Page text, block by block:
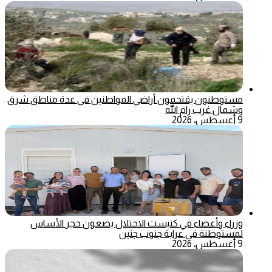
مستوطنون يقتحمون أراضي المواطنين في عدة مناطق شرق
وشمال غرب رام الله
9 أغسطس، 2026
وزراء وأعضاء في كنيست الاحتلال يضعون حجر الأساس
لمستوطنة في عرابة جنوب جنين
9 أغسطس، 2026